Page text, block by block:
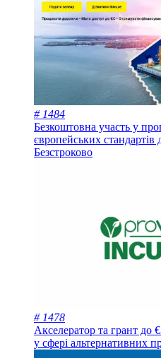
# 1484
Безкоштовна участь у
європейських стандартів
Безстроково
# 1478
Акселератор та грант до
у сфері альтернативних